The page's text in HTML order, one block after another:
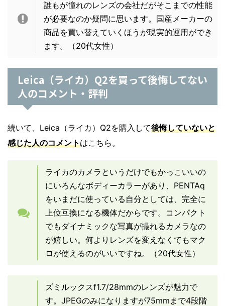
誰もが憧れのレンズの会社だがそこまでの性能
が必要なのか疑問に思います。国産メーカーの
商品を買い替えていくほうが現実的運用ができ
ます。（20代女性）
Leica（ライカ）Q2を買って後悔してない
人のコメント・評判
続いて、Leica（ライカ）Q2を購入して後悔していないと
感じた人のコメントはこちら。
ライカのカメラというだけでもかっこいいの
にいろんなボディーカラーがあり、PENTAq
をいまだに使っている自分としては、完全に
上位互換になる機体だからです。コンパクト
でもダイナミックな写真が撮れるカメラなの
が嬉しい。何よりレンズを変えなくてもマク
ロが使えるのがいいですね。（20代女性）
ズミルックスf1.7/28mmのレンズが魅力で
す。JPEGのみになりますが75mmまで4段階